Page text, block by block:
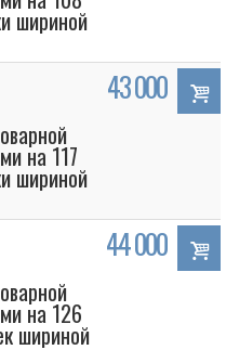
шириной
на 117
шириной
43 000
на 126
шириной
44 000